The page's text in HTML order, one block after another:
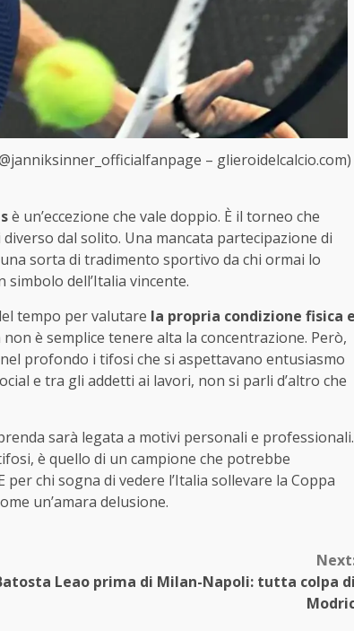
– glieroidelcalcio.com)
è un’eccezione che vale doppio. È il torneo che
dal solito. Una mancata partecipazione di
sorta di tradimento sportivo da chi ormai lo
dell’Italia vincente.
tempo per valutare la propria condizione fisica
è semplice tenere alta la concentrazione. Però,
profondo i tifosi che si aspettavano entusiasmo
e tra gli addetti ai lavori, non si parli d’altro che
sarà legata a motivi personali e professionali.
è quello di un campione che potrebbe
chi sogna di vedere l’Italia sollevare la Coppa
un’amara delusione.
Leao prima di Milan-Napoli: tutta colpa